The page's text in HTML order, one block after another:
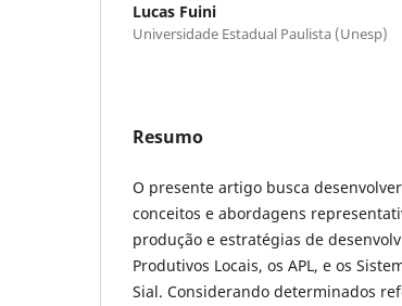
Lucas Fuini
Universidade Estadual Paulista (Unesp)
Resumo
O presente artigo busca
conceitos e abordagens
produção e estratégias de
Produtivos Locais, os APL, e os
Sial. Considerando determinados